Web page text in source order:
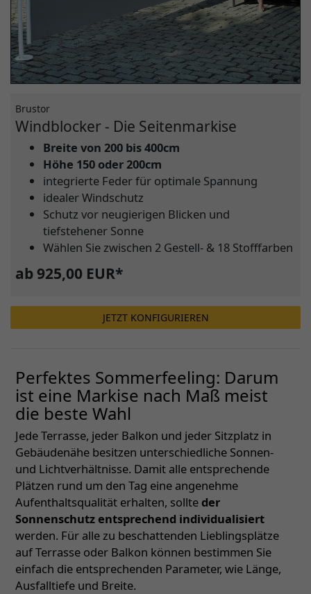
Brustor
Windblocker - Die Seitenmarkise
Breite von 200 bis 400cm
Höhe 150 oder 200cm
integrierte Feder für optimale Spannung
idealer Windschutz
Schutz vor neugierigen Blicken und
tiefstehener Sonne
Wählen Sie zwischen 2 Gestell- & 18 Stofffarben
ab 925,00 EUR*
JETZT KONFIGURIEREN
Perfektes Sommerfeeling: Darum
ist eine Markise nach Maß meist
die beste Wahl
Jede Terrasse, jeder Balkon und jeder Sitzplatz in
Gebäudenähe besitzen unterschiedliche Sonnen-
und Lichtverhältnisse. Damit alle entsprechende
Plätzen rund um den Tag eine angenehme
Aufenthaltsqualität erhalten, sollteder
Sonnenschutz entsprechend individualisiert
werden. Für alle zu beschattenden Lieblingsplätze
auf Terrasse oder Balkon können bestimmen Sie
einfach die entsprechenden Parameter, wie Länge,
Ausfalltiefe und Breite.